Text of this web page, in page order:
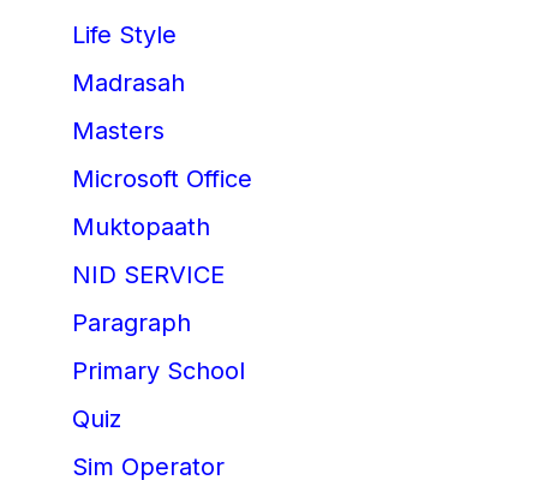
Life Style
Madrasah
Masters
Microsoft Office
Muktopaath
NID SERVICE
Paragraph
Primary School
Quiz
Sim Operator